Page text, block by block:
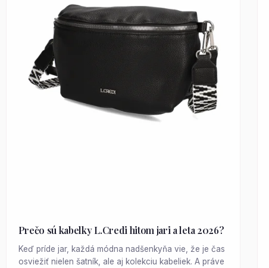
Prečo sú kabelky L.Credi hitom jari a leta 2026?
Keď príde jar, každá módna nadšenkyňa vie, že je čas
osviežiť nielen šatník, ale aj kolekciu kabeliek. A práve